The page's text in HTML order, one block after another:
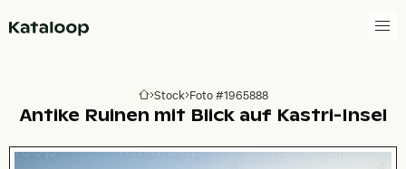
Zur Homepage
Stock Foto #1965888
Antike Ruinen mit Blick auf Kastri-Insel